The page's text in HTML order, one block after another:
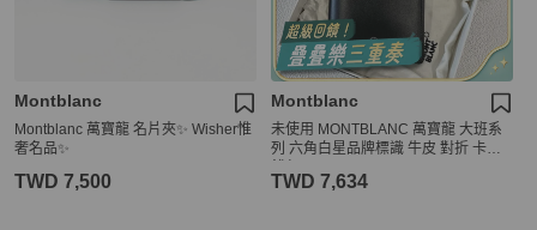
Montblanc
Montblanc 萬寶龍 名片夾✨ Wisher惟
奢名品✨
TWD 7,500
Montblanc
未使用 MONTBLANC 萬寶龍 大班系
列 六角白星品牌標識 牛皮 對折 卡包
TWD 7,634